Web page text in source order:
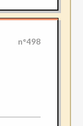
n°498